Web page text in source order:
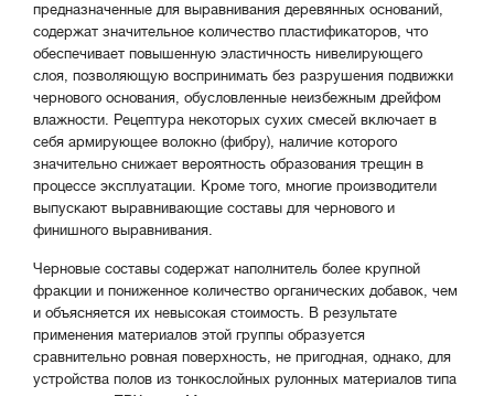
предназначенные для выравнивания деревянных оснований,
содержат значительное количество пластификаторов, что
обеспечивает повышенную эластичность нивелирующего
слоя, позволяющую воспринимать без разрушения подвижки
чернового основания, обусловленные неизбежным дрейфом
влажности. Рецептура некоторых сухих смесей включает в
себя армирующее волокно (фибру), наличие которого
значительно снижает вероятность образования трещин в
процессе эксплуатации. Кроме того, многие производители
выпускают выравнивающие составы для чернового и
финишного выравнивания.
Черновые составы содержат наполнитель более крупной
фракции и пониженное количество органических добавок, чем
и объясняется их невысокая стоимость. В результате
применения материалов этой группы образуется
сравнительно ровная поверхность, не пригодная, однако, для
устройства полов из тонкослойных рулонных материалов типа